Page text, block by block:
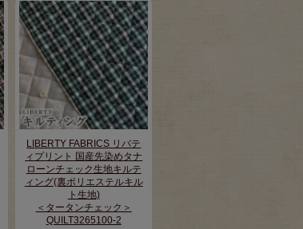
LIBERTY FABRICS リバテ
ィプリント 国産先染めタナ
ローンチェック生地キルテ
ィング(裏ポリエステルキル
ト生地)
＜タータンチェック＞
QUILT3265100-2